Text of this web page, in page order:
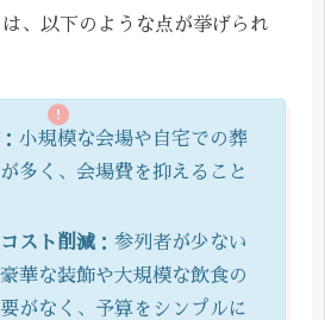
、以下のような点が挙げられ
：小規模な会場や自宅での葬
多く、会場費を抑えること
スト削減 ：参列者が少ない
華な装飾や大規模な飲食の
がなく、予算をシンプルに